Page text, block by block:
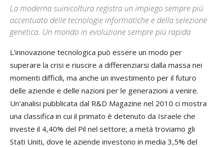
La moderna suinicoltura registra un impiego sempre più
accentuato delle tecnologie informatiche e della selezione
genetica. Un mondo in evoluzione sempre più rapida
L'innovazione tecnologica può essere un modo per
superare la crisi e riuscire a differenziarsi dalla massa nei
momenti difficili, ma anche un investimento per il futuro
delle aziende e delle nazioni per le generazioni a venire.
Un'analisi pubblicata dal R&D Magazine nel 2010 ci mostra
una classifica in cui il primato è detenuto da Israele che
investe il 4,40% del Pil nel settore; a metà troviamo gli
Stati Uniti, dove le aziende investono in media 3,5% del